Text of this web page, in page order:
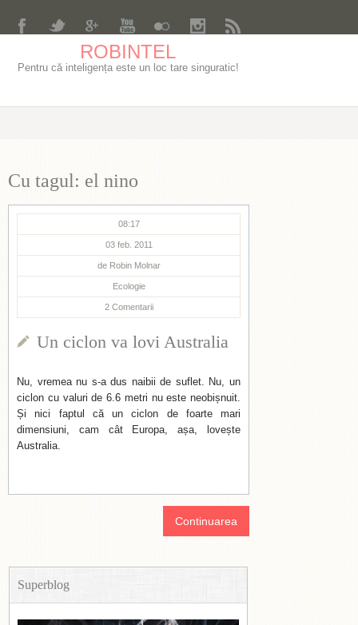
ROBINTEL
Pentru că inteligența este un loc tare singuratic!
Cu tagul: el nino
08:17
03 feb. 2011
de Robin Molnar
Ecologie
2 Comentarii
Un ciclon va lovi Australia
Nu, vremea nu s-a dus naibii de suflet. Nu, un
ciclon cu valuri de 6.6 metri nu este neobișnuit.
Și nici faptul că un ciclon de foarte mari
dimensiuni, cam cât Europa, așa, lovește
Australia.
Continuarea
Superblog